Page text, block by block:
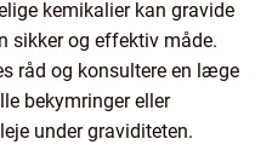
kemikalier kan gravide
sikker og effektiv måde.
råd og konsultere en læge
bekymringer eller
under graviditeten.